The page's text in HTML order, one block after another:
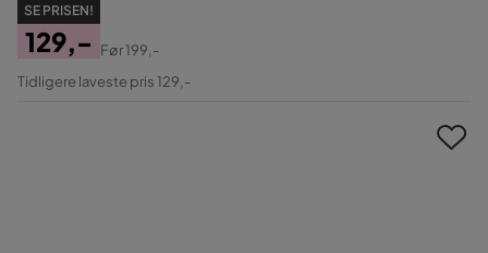
SE PRISEN!
Pris
129,-
Original
Før199,-
Tidligere laveste pris 129,-